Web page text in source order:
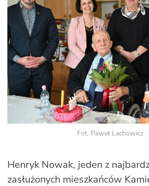
Fot. Paweł Lachowicz
Henryk Nowak, jeden z
zasłużonych mieszkańców